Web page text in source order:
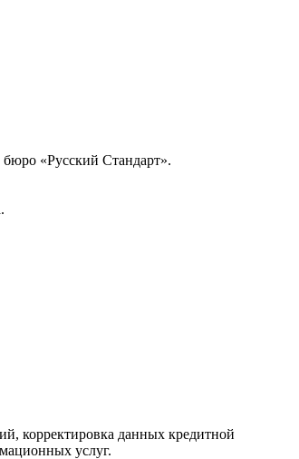
«Русский Стандарт».
корректировка данных кредитной
услуг.